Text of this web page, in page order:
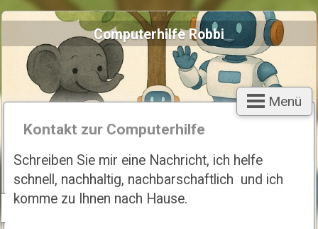
Computerhilfe Robbi
Menü
Kontakt zur Computerhilfe
Schreiben Sie mir eine Nachricht, ich helfe
schnell, nachhaltig, nachbarschaftlich und ich
komme zu Ihnen nach Hause.